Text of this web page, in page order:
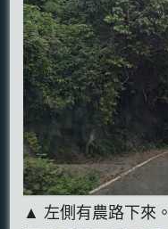
▲ 左側有農路下來。